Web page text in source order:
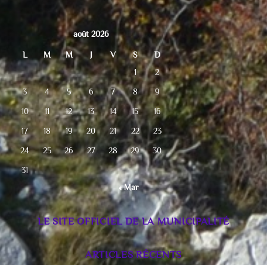
août 2026
L M M J V S
D
1
2
3 4 5 6 7 8 9
10 11 12 13 14 15 16
17 18 19 20 21 22 23
24 25 26 27 28 29 30
31
« Mar
LE SITE OFFICIEL DE LA MUNICIPALITÉ
ARTICLES RÉCENTS